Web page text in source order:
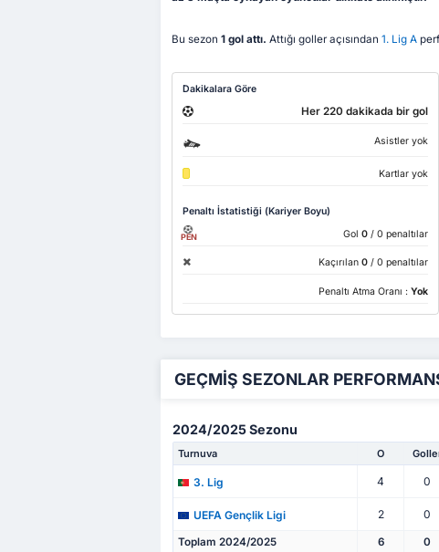
Bu sezon 1 gol attı. Attığı goller açısından 1. Lig A
Dakikalara Göre
Her 220 dakikada bir gol
Asistler yok
Kartlar yok
Penaltı İstatistiği (Kariyer Boyu)
PEN Gol 0 / 0 penaltılar
Kaçırılan 0 / 0 penaltılar
Penaltı Atma Oranı : Yok
GEÇMİŞ SEZONLAR
2024/2025 Sezonu
Turnuva O
3. Lig 4 0
UEFA Gençlik Ligi 2 0
Toplam 2024/2025 6 0